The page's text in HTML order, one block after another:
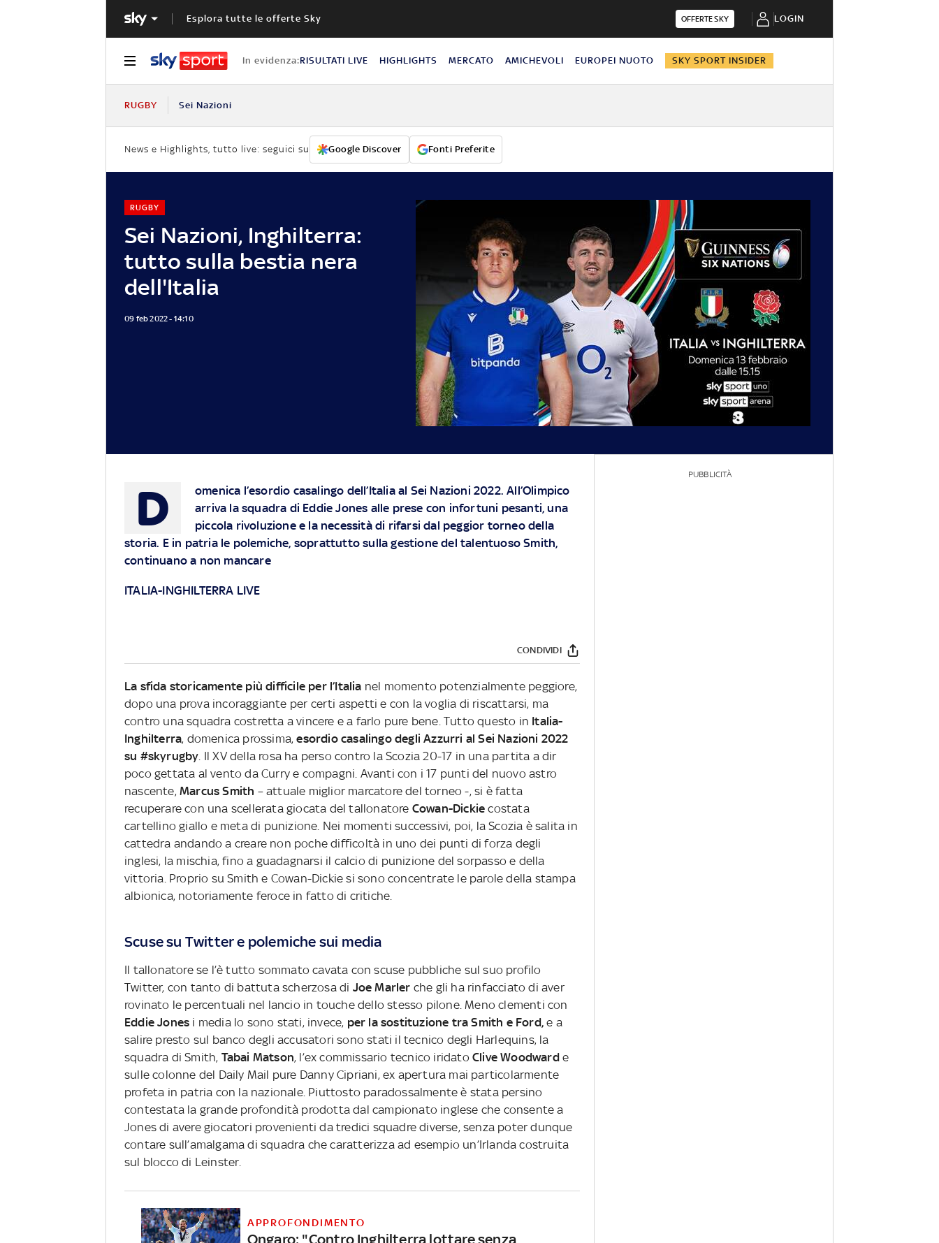
Esplora tutte le offerte Sky OFFERTE SKY LOGIN
In evidenza:RISULTATI LIVE HIGHLIGHTS MERCATO AMICHEVOLI EUROPEI NUOTO SKY SPORT INSIDER
RUGBY Sei Nazioni
News e Highlights, tutto live: seguici su Google Discover Fonti Preferite
Sei Nazioni, Inghilterra:
tutto sulla bestia nera
dell'Italia
RUGBY
09 feb 2022 - 14:10
D
omenica l’esordio casalingo dell’Italia al Sei Nazioni 2022. All’Olimpico
arriva la squadra di Eddie Jones alle prese con infortuni pesanti, una
piccola rivoluzione e la necessità di rifarsi dal peggior torneo della
storia. E in patria le polemiche, soprattutto sulla gestione del talentuoso Smith,
continuano a non mancare
ITALIA-INGHILTERRA LIVE
CONDIVIDI
La sfida storicamente più difficile per l’Italia nel momento potenzialmente peggiore,
dopo una prova incoraggiante per certi aspetti e con la voglia di riscattarsi, ma
contro una squadra costretta a vincere e a farlo pure bene. Tutto questo in Italia-
Inghilterra, domenica prossima,esordio casalingo degli Azzurri al Sei Nazioni 2022
su #skyrugby . Il XV della rosa ha perso contro la Scozia 20-17 in una partita a dir
poco gettata al vento da Curry e compagni. Avanti con i 17 punti del nuovo astro
nascente, Marcus Smith – attuale miglior marcatore del torneo -, si è fatta
recuperare con una scellerata giocata del tallonatore Cowan-Dickie costata
cartellino giallo e meta di punizione. Nei momenti successivi, poi, la Scozia è salita in
cattedra andando a creare non poche difficoltà in uno dei punti di forza degli
inglesi, la mischia, fino a guadagnarsi il calcio di punizione del sorpasso e della
vittoria. Proprio su Smith e Cowan-Dickie si sono concentrate le parole della stampa
albionica, notoriamente feroce in fatto di critiche.
Scuse su Twitter e polemiche sui media
Il tallonatore se l’è tutto sommato cavata con scuse pubbliche sul suo profilo
Twitter, con tanto di battuta scherzosa di Joe Marler che gli ha rinfacciato di aver
rovinato le percentuali nel lancio in touche dello stesso pilone. Meno clementi con
Eddie Jones i media lo sono stati, invece, per la sostituzione tra Smith e Ford,e a
salire presto sul banco degli accusatori sono stati il tecnico degli Harlequins, la
squadra di Smith, Tabai Matson, l’ex commissario tecnico iridato Clive Woodward e
sulle colonne del Daily Mail pure Danny Cipriani, ex apertura mai particolarmente
profeta in patria con la nazionale. Piuttosto paradossalmente è stata persino
contestata la grande profondità prodotta dal campionato inglese che consente a
Jones di avere giocatori provenienti da tredici squadre diverse, senza poter dunque
contare sull’amalgama di squadra che caratterizza ad esempio un’Irlanda costruita
sul blocco di Leinster.
APPROFONDIMENTO
Ongaro: "Contro Inghilterra lottare senza
PUBBLICITÀ